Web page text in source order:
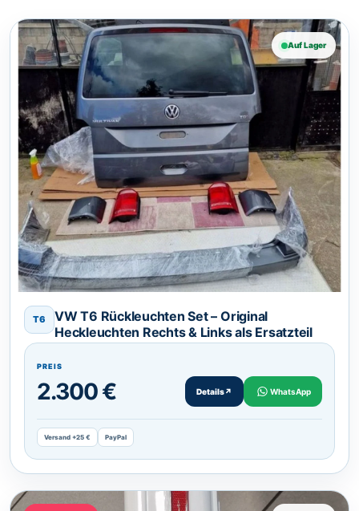
Auf Lager
T6
VW T6 Rückleuchten Set – Original
Heckleuchten Rechts & Links als Ersatzteil
PREIS
2.300 € Details↗ WhatsApp
Versand +25 € PayPal